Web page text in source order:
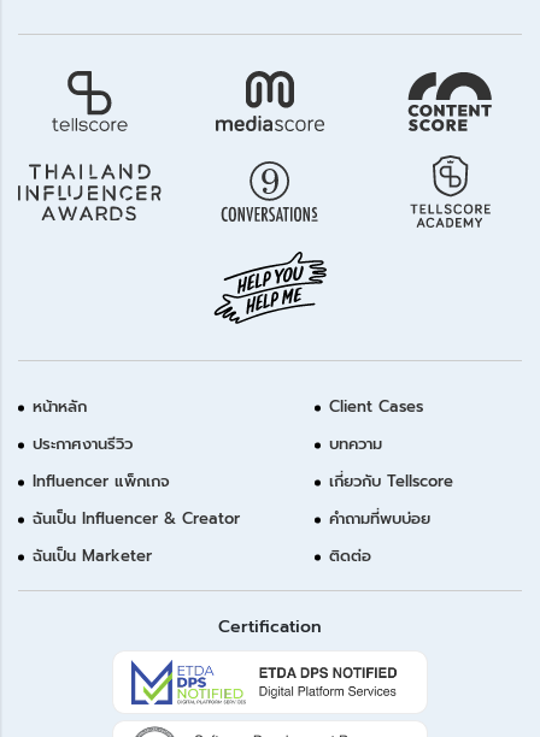
หน้าหลัก
ประกาศงานรีวิว
Influencer แพ็กเกจ
ฉันเป็น Influencer & Creator
ฉันเป็น Marketer
Client Cases
บทความ
เกี่ยวกับ Tellscore
คำถามที่พบบ่อย
ติดต่อ
Certification